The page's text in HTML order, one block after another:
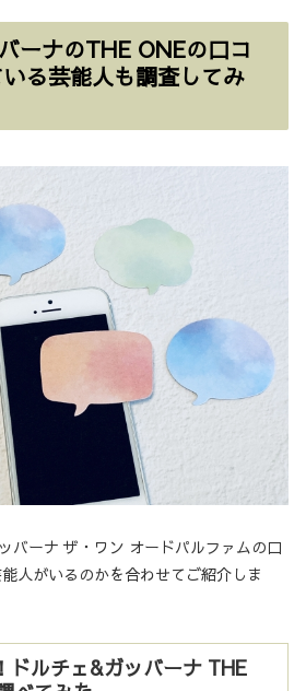
ーナのTHE ONEの口コ
る芸能人も調査してみ
バーナ ザ・ワン オードパルファムの口
人がいるのかを合わせてご紹介しま
ドルチェ&ガッバーナ THE